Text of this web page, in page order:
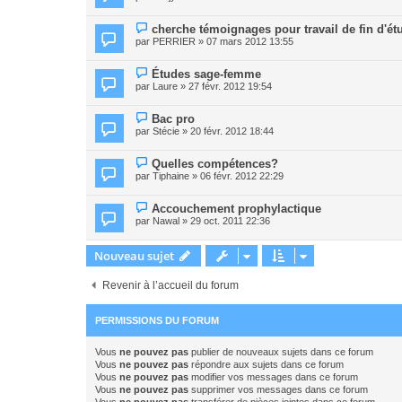
cherche témoignages pour travail de fin
par PERRIER » 07 mars 2012 13:55
Études sage-femme
par Laure » 27 févr. 2012 19:54
Bac pro
par Stécie » 20 févr. 2012 18:44
Quelles compétences?
par Tiphaine » 06 févr. 2012 22:29
Accouchement prophylactique
par Nawal » 29 oct. 2011 22:36
Nouveau sujet
Revenir à l’accueil du forum
PERMISSIONS DU FORUM
Vous ne pouvez pas publier de nouveaux sujets dans ce forum
Vous ne pouvez pas répondre aux sujets dans ce forum
Vous ne pouvez pas modifier vos messages dans ce forum
Vous ne pouvez pas supprimer vos messages dans ce forum